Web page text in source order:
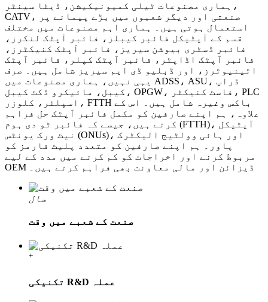
ہماری مصنوعات ٹیلی کمیونیکیشن، ڈیٹا سینٹر،
CATV، صنعتی اور دیگر شعبوں میں بڑے پیمانے پر
استعمال ہوتی ہیں۔ ہماری اہم مصنوعات میں مختلف
قسم کے آپٹیکل فائبر کیبلز، فائبر آپٹک لنکرز،
فائبر ڈسٹری بیوشن سیریز، فائبر آپٹک کنیکٹرز،
فائبر آپٹک اڈاپٹر، فائبر آپٹک کپلر، فائبر آپٹک
اٹینیوٹرز، اور ڈبلیو ڈی ایم سیریز شامل ہیں۔ صرف
یہی نہیں، ہماری مصنوعات میں ADSS، ASU، ڈراپ
کیبل، مائیکرو ڈکٹ کیبل، OPGW، فاسٹ کنیکٹر، PLC
اسپلٹر، کلوزر، FTTH باکس وغیرہ شامل ہیں۔ اس کے
علاوہ، ہم اپنے صارفین کو مکمل فائبر آپٹک حل فراہم
کرتے ہیں، جیسے کہ فائبر ٹو دی ہوم (FTTH)، آپٹیکل
نیٹ ورک یونٹس (ONUs)، اور ہائی وولٹیج الیکٹرک
پاور۔ ہم اپنے صارفین کو متعدد پلیٹ فارمز کو
مربوط کرنے اور اخراجات کو کم کرنے میں مدد کے لیے
OEM ڈیزائن اور مالی معاونت بھی فراہم کرتے ہیں۔
سال
صنعت کے شعبے میں وقت
+
تکنیکی R&D عملہ